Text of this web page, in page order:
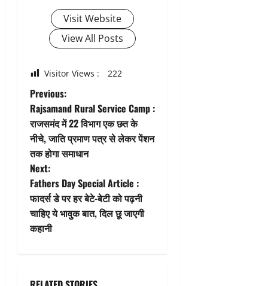
Visit Website
View All Posts
Visitor Views : 222
P
o
s
t
n
a
i
Previous:
Rajsamand Rural Service Camp :
राजसमंद में 22 विभाग एक छत के
नीचे, जाति प्रमाण पत्र से लेकर पेंशन
तक होगा समाधान
Next:
Fathers Day Special Article :
फादर्स डे पर हर बेटे-बेटी को पढ़नी
चाहिए ये भावुक बात, दिल छू जाएगी
कहानी